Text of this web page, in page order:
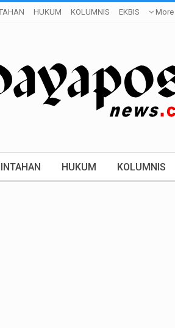
HUKUM KOLUMNIS EKBIS More
HUKUM KOLUMNIS